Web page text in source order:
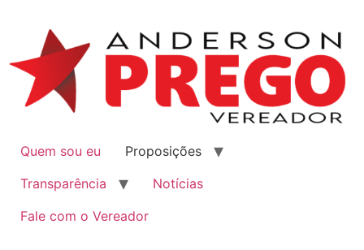
Quem sou eu
Proposições
Transparência
Notícias
Fale com o Vereador